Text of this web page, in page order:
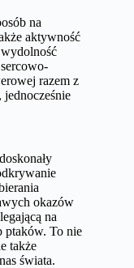
na
aktywność
razem z
okazów
na
ptaków. To nie
także
świata.